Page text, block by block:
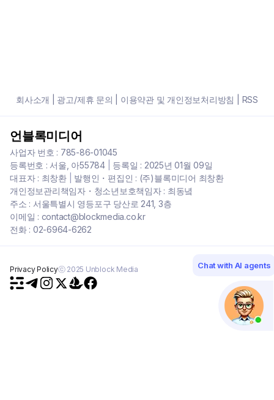
회사소개 광고/제휴 문의 이용약관 및 개인정보처리방침 RSS
언블록미디어
사업자 번호 : 785-86-01045
등록번호 : 서울, 아55784| 등록일 : 2025년 01월 09일
대표자 : 최창환| 발행인・편집인 : (주)블록미디어 최창환
개인정보관리책임자・청소년보호책임자 : 최동녘
주소 : 서울특별시 영등포구 당산로 241, 3층
이메일 : contact@blockmedia.co.kr
전화 : 02-6964-6262
Privacy Policyⓒ 2025 Unblock Media Chat with AI agents